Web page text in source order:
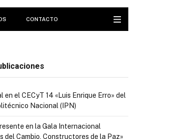
CONTACTO
en el CECyT 14 «Luis Enrique Erro» del
Nacional (IPN)
en la Gala Internacional
del Cambio, Constructores de la Paz»